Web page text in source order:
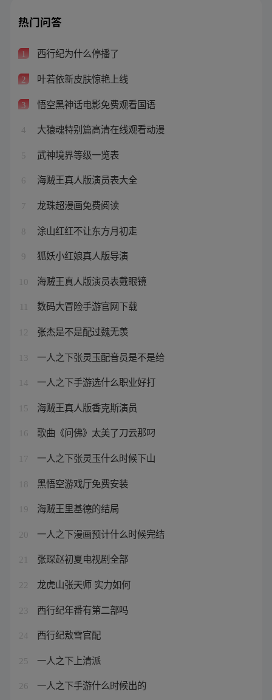
热门问答
1 西行纪为什么停播了
2 叶若依新皮肤惊艳上线
3 悟空黑神话电影免费观看国语
4 大猿魂特别篇高清在线观看动漫
5 武神境界等级一览表
6 海贼王真人版演员表大全
7 龙珠超漫画免费阅读
8 涂山红红不让东方月初走
9 狐妖小红娘真人版导演
10 海贼王真人版演员表戴眼镜
数码大冒险手游官网下载
12 张杰是不是配过魏无羡
13 一人之下张灵玉配音员是不是给
14 一人之下手游选什么职业好打
15 海贼王真人版香克斯演员
16 歌曲《问佛》太美了刀云那叼
17 一人之下张灵玉什么时候下山
18 黑悟空游戏厅免费安装
19 海贼王里基德的结局
20 一人之下漫画预计什么时候完结
21 张琛赵初夏电视剧全部
22 龙虎山张天师 实力如何
23 西行纪年番有第二部吗
24 西行纪敖雪官配
25 一人之下上清派
26 一人之下手游什么时候出的